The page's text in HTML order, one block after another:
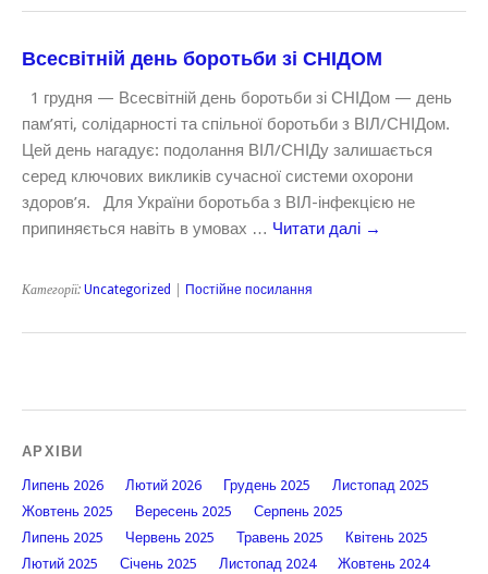
Всесвітній день боротьби зі СНІДОМ
1 грудня — Всесвітній день боротьби зі СНІДом — день
пам’яті, солідарності та спільної боротьби з ВІЛ/СНІДом.
Цей день нагадує: подолання ВІЛ/СНІДу залишається
серед ключових викликів сучасної системи охорони
здоров’я. Для України боротьба з ВІЛ-інфекцією не
припиняється навіть в умовах … Читати далі →
Категорії: Uncategorized Постійне посилання
АРХІВИ
Липень 2026 Лютий 2026 Грудень 2025
Листопад 2025
Жовтень 2025
Вересень 2025
Серпень 2025
Липень 2025
Червень 2025 Травень 2025
Квітень 2025
Лютий 2025
Січень 2025 Листопад 2024
Жовтень 2024